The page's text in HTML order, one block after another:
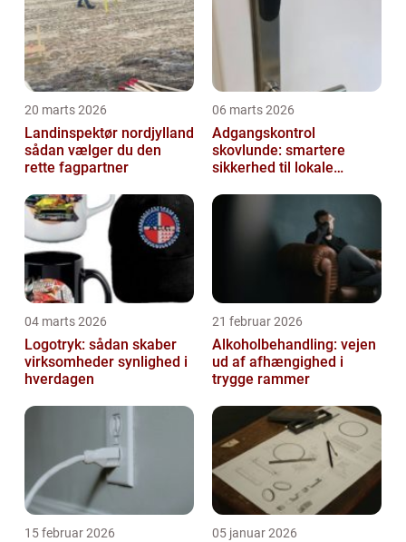
20 marts 2026
Landinspektør nordjylland
sådan vælger du den
rette fagpartner
06 marts 2026
Adgangskontrol
skovlunde: smartere
sikkerhed til lokale
04 marts 2026
Logotryk: sådan skaber
virksomheder synlighed i
hverdagen
21 februar 2026
Alkoholbehandling: vejen
ud af afhængighed i
trygge rammer
15 februar 2026 05 januar 2026